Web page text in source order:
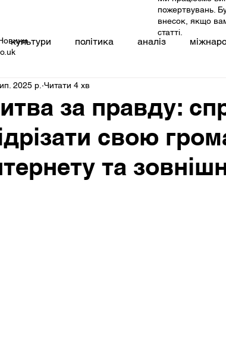
пожертвувань.
внесок, якщо
статті.
культури політика аналіз
за правду:
свою
та
2025 р. Читати 4 хв